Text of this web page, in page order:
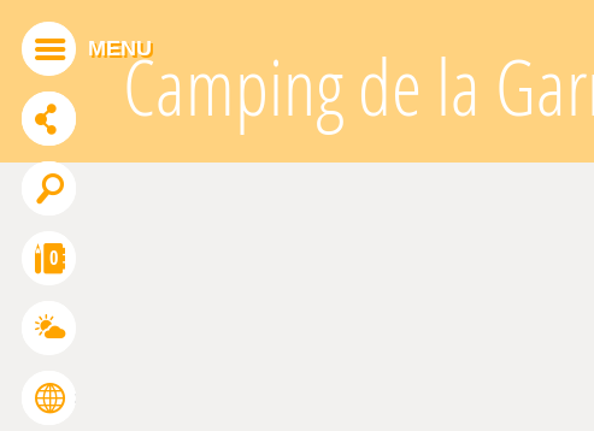
Camping de la
MENU
ADDTHIS EST DÉSACTIVÉ. Autoriser
0
FRANÇAIS